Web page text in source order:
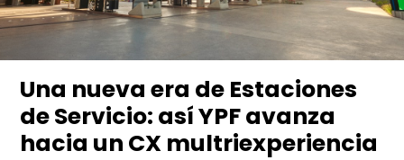
Una nueva era de Estaciones
de Servicio: así YPF avanza
hacia un CX multriexperiencia